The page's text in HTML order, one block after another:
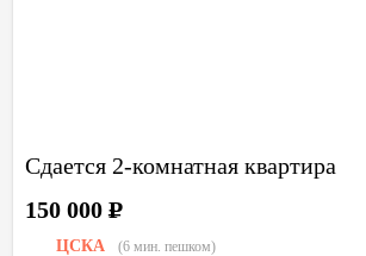
Сдается 2-комнатная квартира
ЦСКА (6 мин. пешком)
150 000Р